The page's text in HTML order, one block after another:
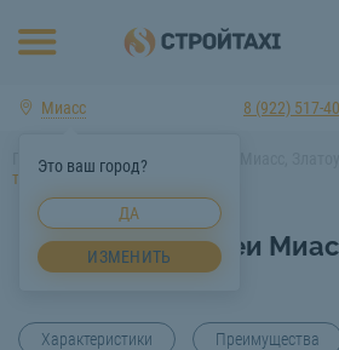
Миасс
Это ваш город?
ДА
ИЗМЕНИТЬ
8 (922) 517-
Главная Услуги спецтехники Миасс,
траншеи Миасс
Засыпка траншеи
Характеристики Преимущества